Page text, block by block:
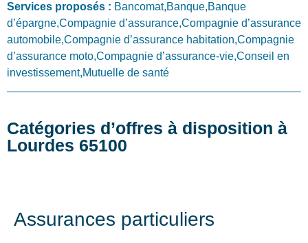
Services proposés : Bancomat,Banque,Banque
d’épargne,Compagnie d’assurance,Compagnie d’assurance
automobile,Compagnie d’assurance habitation,Compagnie
d’assurance moto,Compagnie d’assurance-vie,Conseil en
investissement,Mutuelle de santé
Catégories d’offres à disposition à
Lourdes 65100
Assurances particuliers